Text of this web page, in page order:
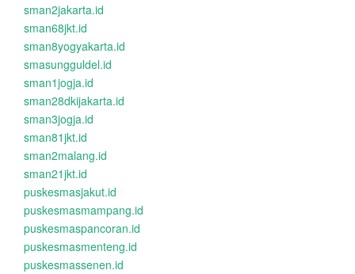
sman2jakarta.id
sman68jkt.id
sman8yogyakarta.id
smasungguldel.id
sman1jogja.id
sman28dkijakarta.id
sman3jogja.id
sman81jkt.id
sman2malang.id
sman21jkt.id
puskesmasjakut.id
puskesmasmampang.id
puskesmaspancoran.id
puskesmasmenteng.id
puskesmassenen.id